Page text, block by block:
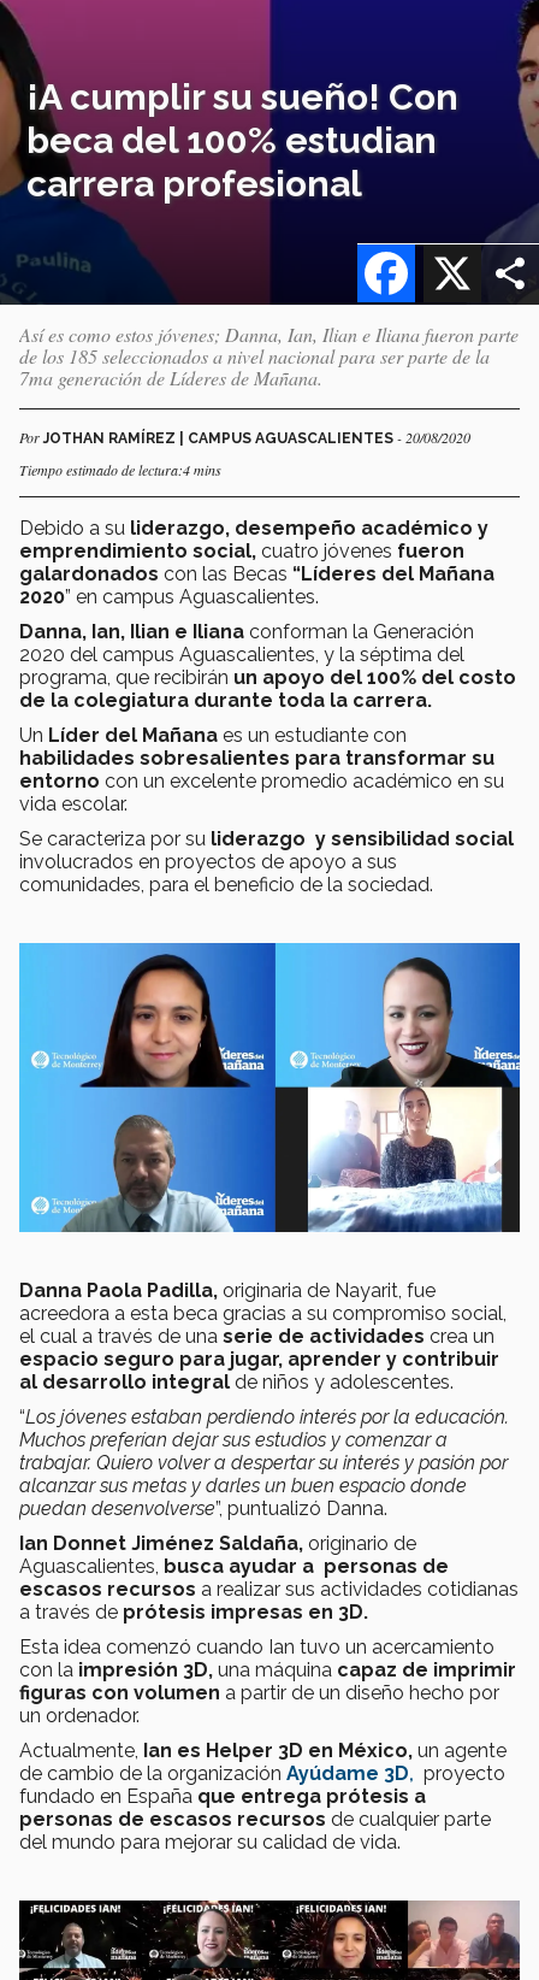
¡A cumplir su sueño! Con
beca del 100% estudian
carrera profesional
X
Facebook
Así es como estos jóvenes; Danna, Ian, Ilian e Iliana fueron parte
de los 185 seleccionados a nivel nacional para ser parte de la
7ma generación de Líderes de Mañana.
PorJOTHAN RAMÍREZ | CAMPUS AGUASCALIENTES - 20/08/2020
Tiempo estimado de lectura:4 mins
Debido a su liderazgo, desempeño académico y
emprendimiento social, cuatro jóvenes fueron
galardonados con las Becas “Líderes del Mañana
2020” en campus Aguascalientes.
Danna, Ian, Ilian e Iliana conforman la Generación
2020 del campus Aguascalientes, y la séptima del
programa, que recibirán un apoyo del 100% del costo
de la colegiatura durante toda la carrera.
Un Líder del Mañana es un estudiante con
habilidades sobresalientes para transformar su
entorno con un excelente promedio académico en su
vida escolar.
Se caracteriza por su liderazgo y sensibilidad social
involucrados en proyectos de apoyo a sus
comunidades, para el beneficio de la sociedad.
Danna Paola Padilla, originaria de Nayarit, fue
acreedora a esta beca gracias a su compromiso social,
el cual a través de una serie de actividades crea un
espacio seguro para jugar, aprender y contribuir
al desarrollo integral de niños y adolescentes.
“Los jóvenes estaban perdiendo interés por la educación.
Muchos preferían dejar sus estudios y comenzar a
trabajar. Quiero volver a despertar su interés y pasión por
alcanzar sus metas y darles un buen espacio donde
puedan desenvolverse”, puntualizó Danna.
Ian Donnet Jiménez Saldaña, originario de
Aguascalientes, busca ayudar a personas de
escasos recursos a realizar sus actividades cotidianas
a través de prótesis impresas en 3D.
Esta idea comenzó cuando Ian tuvo un acercamiento
con la impresión 3D, una máquina capaz de imprimir
figuras con volumen a partir de un diseño hecho por
un ordenador.
Actualmente, Ian es Helper 3D en México, un agente
de cambio de la organización Ayúdame 3D, proyecto
fundado en España que entrega prótesis a
personas de escasos recursos de cualquier parte
del mundo para mejorar su calidad de vida.